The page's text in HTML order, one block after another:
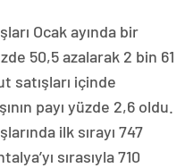
Ocak ayında bir
50,5 azalarak 2 bin 61
satışları içinde
payı yüzde 2,6 oldu.
ilk sırayı 747
sırasıyla 710